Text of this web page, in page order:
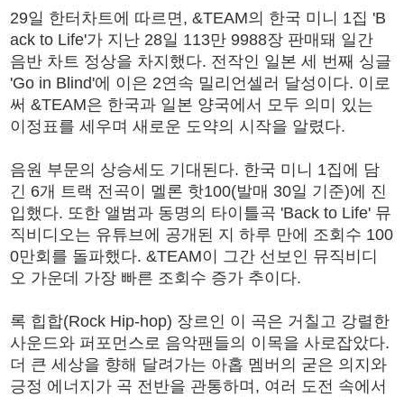
29일 한터차트에 따르면, &TEAM의 한국 미니 1집 'B
ack to Life'가 지난 28일 113만 9988장 판매돼 일간
음반 차트 정상을 차지했다. 전작인 일본 세 번째 싱글
'Go in Blind'에 이은 2연속 밀리언셀러 달성이다. 이로
써 &TEAM은 한국과 일본 양국에서 모두 의미 있는
이정표를 세우며 새로운 도약의 시작을 알렸다.
음원 부문의 상승세도 기대된다. 한국 미니 1집에 담
긴 6개 트랙 전곡이 멜론 핫100(발매 30일 기준)에 진
입했다. 또한 앨범과 동명의 타이틀곡 'Back to Life' 뮤
직비디오는 유튜브에 공개된 지 하루 만에 조회수 100
0만회를 돌파했다. &TEAM이 그간 선보인 뮤직비디
오 가운데 가장 빠른 조회수 증가 추이다.
록 힙합(Rock Hip-hop) 장르인 이 곡은 거칠고 강렬한
사운드와 퍼포먼스로 음악팬들의 이목을 사로잡았다.
더 큰 세상을 향해 달려가는 아홉 멤버의 굳은 의지와
긍정 에너지가 곡 전반을 관통하며, 여러 도전 속에서